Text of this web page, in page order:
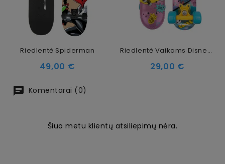
Riedlentė Spiderman
Kaina
49,00 €
Riedlentė Vaikams Disney Stitch 17"
Kaina
29,00 €
Komentarai (0)
Šiuo metu klientų atsiliepimų nėra.